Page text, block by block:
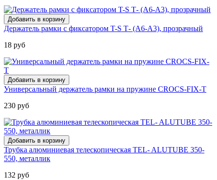
Держатель рамки с фиксатором T-S Т- (А6-А3), прозрачный
18 руб
Универсальный держатель рамки на пружине CROCS-FIX-T
230 руб
Трубка алюминиевая телескопическая TEL- ALUTUBE 350-
550, металлик
132 руб